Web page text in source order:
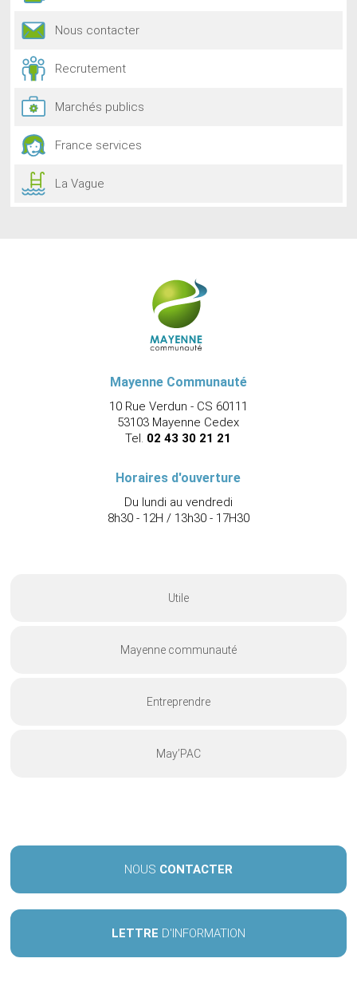
Nous contacter
Recrutement
Marchés publics
France services
La Vague
Mayenne Communauté
10 Rue Verdun - CS 60111
53103 Mayenne Cedex
Tel. 02 43 30 21 21
Horaires d'ouverture
Du lundi au vendredi
8h30 - 12H / 13h30 - 17H30
Utile
Mayenne communauté
Entreprendre
May’PAC
NOUS CONTACTER
LETTRE D'INFORMATION